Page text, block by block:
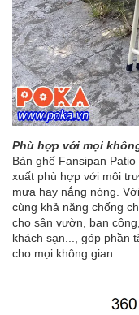
Phù hợp với mọi
Bàn ghế Fansipan
xuất phù hợp với môi
mưa hay nắng nóng.
cùng khả năng chống
cho sân vườn, ban
khách sạn..., góp phần
cho mọi không gian.